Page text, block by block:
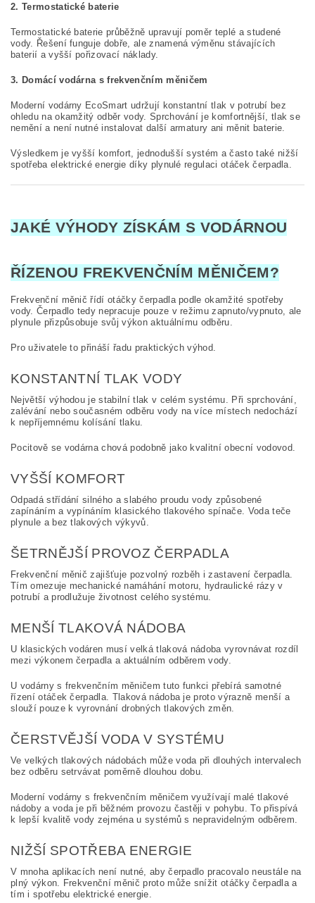
2. Termostatické baterie
Termostatické baterie průběžně upravují poměr teplé a studené
vody. Řešení funguje dobře, ale znamená výměnu stávajících
baterií a vyšší pořizovací náklady.
3. Domácí vodárna s frekvenčním měničem
Moderní vodárny EcoSmart udržují konstantní tlak v potrubí bez
ohledu na okamžitý odběr vody. Sprchování je komfortnější, tlak se
nemění a není nutné instalovat další armatury ani měnit baterie.
Výsledkem je vyšší komfort, jednodušší systém a často také nižší
spotřeba elektrické energie díky plynulé regulaci otáček čerpadla.
JAKÉ VÝHODY ZÍSKÁM S VODÁRNOU
ŘÍZENOU FREKVENČNÍM MĚNIČEM?
Frekvenční měnič řídí otáčky čerpadla podle okamžité spotřeby
vody. Čerpadlo tedy nepracuje pouze v režimu zapnuto/vypnuto, ale
plynule přizpůsobuje svůj výkon aktuálnímu odběru.
Pro uživatele to přináší řadu praktických výhod.
KONSTANTNÍ TLAK VODY
Největší výhodou je stabilní tlak v celém systému. Při sprchování,
zalévání nebo současném odběru vody na více místech nedochází
k nepříjemnému kolísání tlaku.
Pocitově se vodárna chová podobně jako kvalitní obecní vodovod.
VYŠŠÍ KOMFORT
Odpadá střídání silného a slabého proudu vody způsobené
zapínáním a vypínáním klasického tlakového spínače. Voda teče
plynule a bez tlakových výkyvů.
ŠETRNĚJŠÍ PROVOZ ČERPADLA
Frekvenční měnič zajišťuje pozvolný rozběh i zastavení čerpadla.
Tím omezuje mechanické namáhání motoru, hydraulické rázy v
potrubí a prodlužuje životnost celého systému.
MENŠÍ TLAKOVÁ NÁDOBA
U klasických vodáren musí velká tlaková nádoba vyrovnávat rozdíl
mezi výkonem čerpadla a aktuálním odběrem vody.
U vodárny s frekvenčním měničem tuto funkci přebírá samotné
řízení otáček čerpadla. Tlaková nádoba je proto výrazně menší a
slouží pouze k vyrovnání drobných tlakových změn.
ČERSTVĚJŠÍ VODA V SYSTÉMU
Ve velkých tlakových nádobách může voda při dlouhých intervalech
bez odběru setrvávat poměrně dlouhou dobu.
Moderní vodárny s frekvenčním měničem využívají malé tlakové
nádoby a voda je při běžném provozu častěji v pohybu. To přispívá
k lepší kvalitě vody zejména u systémů s nepravidelným odběrem.
NIŽŠÍ SPOTŘEBA ENERGIE
V mnoha aplikacích není nutné, aby čerpadlo pracovalo neustále na
plný výkon. Frekvenční měnič proto může snížit otáčky čerpadla a
tím i spotřebu elektrické energie.